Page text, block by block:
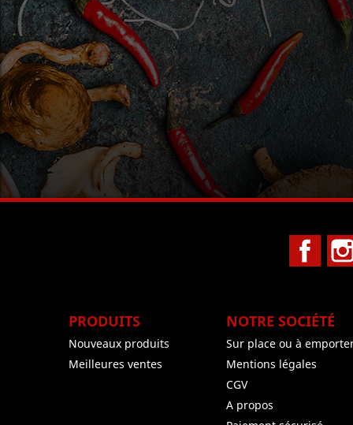
PRODUITS
Nouveaux produits
Meilleures ventes
NOTRE SOCIÉTÉ
Sur place ou à
Mentions légales
CGV
A propos